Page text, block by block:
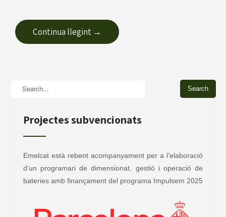
Continua llegint →
Projectes subvencionats
Emelcat està rebent acompanyament per a l’elaboració
d’un programari de dimensionat, gestió i operació de
bateries amb finançament del programa Impulsem 2025